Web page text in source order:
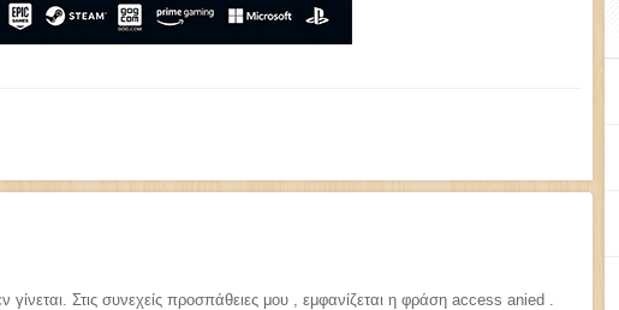
γίνεται. Στις συνεχείς προσπάθειες μου , εμφανίζεται η φράση access anied .